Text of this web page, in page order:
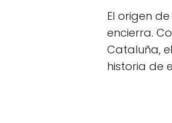
El origen
encierra.
Cataluña,
historia de